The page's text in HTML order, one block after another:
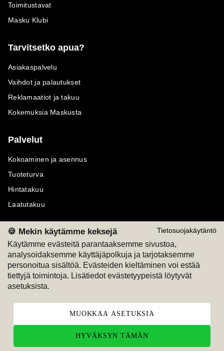
Tietosuojakäytäntö
🍪 Mekin käytämme keksejä
Käytämme evästeitä parantaaksemme sivustoa,
analysoidaksemme käyttäjäpolkuja ja tarjotaksemme
personoitua sisältöä. Evästeiden kieltäminen voi estää
tiettyjä toimintoja. Lisätiedot evästetyypeistä löytyvät
asetuksista.
MUOKKAA ASETUKSIA
HYVÄKSYN TÄMÄN
Toimitustavat
Masku Klubi
Tarvitsetko apua?
Asiakaspalvelu
Vaihdot ja palautukset
Reklamaatiot ja takuu
Kokemuksia Maskusta
Palvelut
Kokoaminen ja asennus
Tuoteturva
Hintatakuu
Laatutakuu
Maksutavat
M
Seuraa meitä